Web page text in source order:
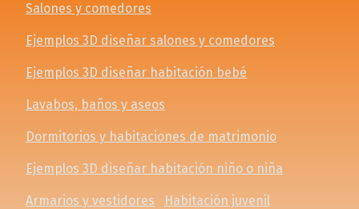
Salones y comedores
Ejemplos 3D diseñar salones y comedores
Ejemplos 3D diseñar habitación bebé
Lavabos, baños y aseos
Dormitorios y habitaciones de matrimonio
Ejemplos 3D diseñar habitación niño o niña
Armarios y vestidores Habitación juvenil